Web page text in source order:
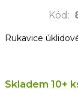
Kód :
Rukavice
Skladem 10+